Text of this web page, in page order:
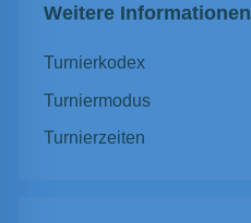
Weitere Informationen
Turnierkodex
Turniermodus
Turnierzeiten